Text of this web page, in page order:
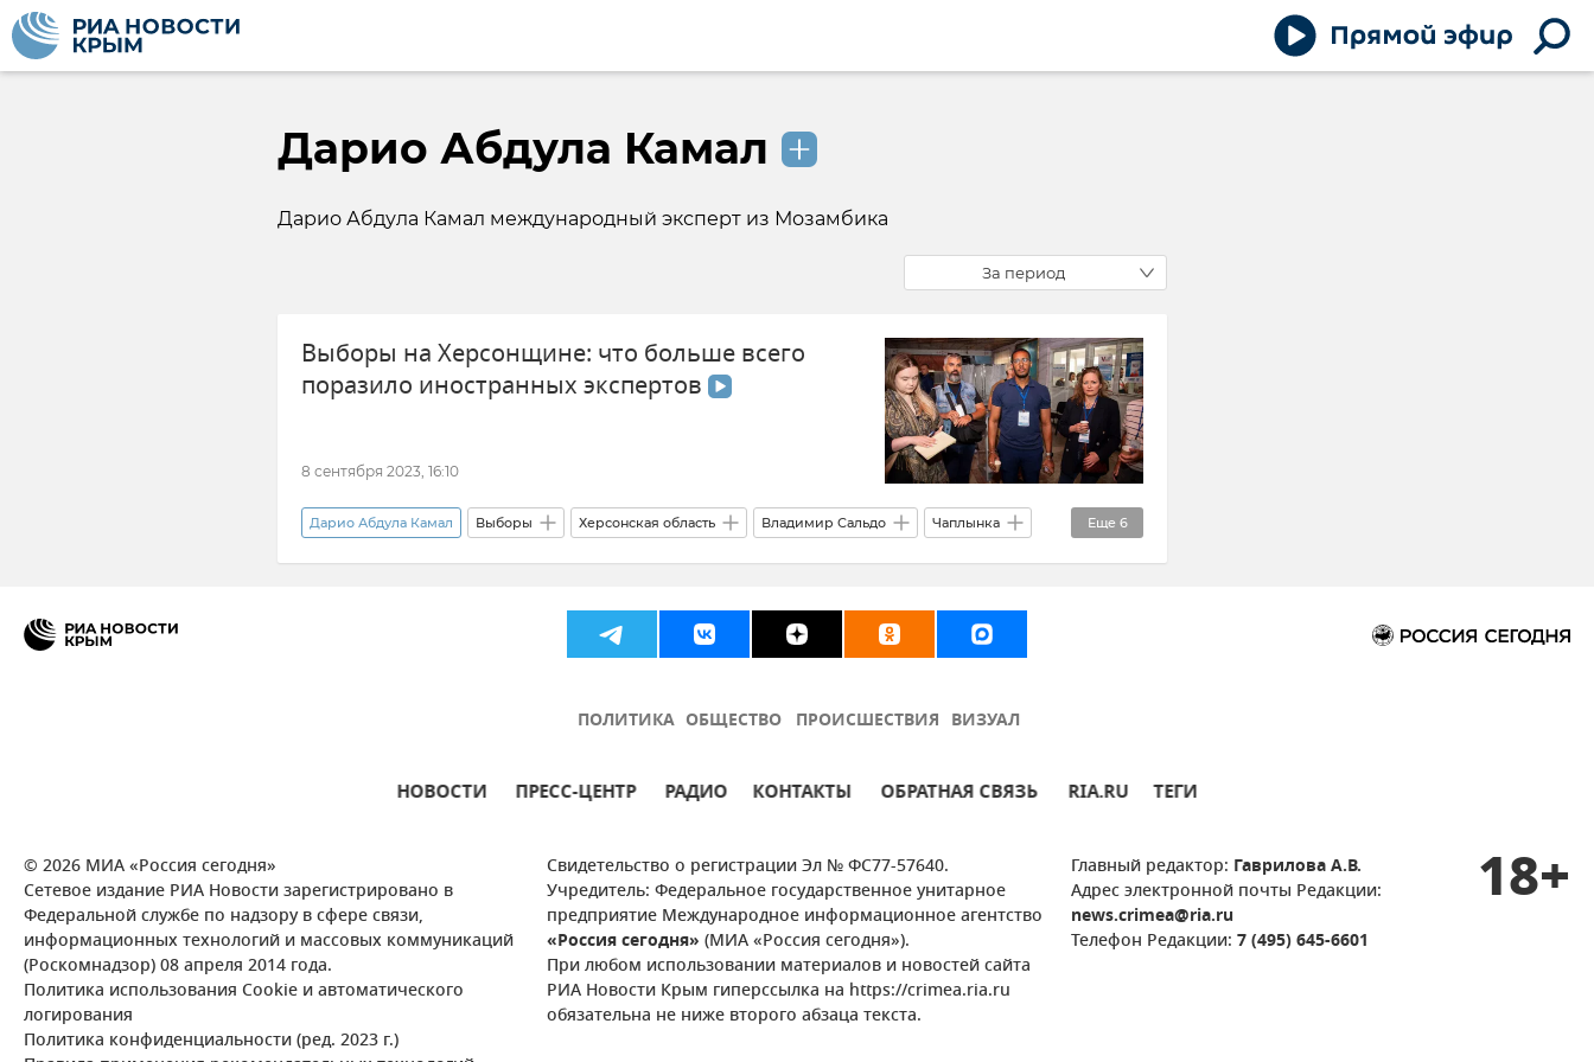
Дарио Абдула Камал
Дарио Абдула Камал международный эксперт из Мозамбика
За период
Выборы на Херсонщине: что больше всего
поразило иностранных экспертов
8 сентября 2023, 16:10
Еще 6
Дарио Абдула Камал Выборы Херсонская область Владимир Сальдо Чаплынка
Политика Общество Новости Александр Хлюстов Пурнима Ананд
ПОЛИТИКА ОБЩЕСТВО ПРОИСШЕСТВИЯ ВИЗУАЛ
НОВОСТИ ПРЕСС-ЦЕНТР РАДИО КОНТАКТЫ ОБРАТНАЯ СВЯЗЬ RIA.RU ТЕГИ
© 2026 МИА «Россия сегодня»
Сетевое издание РИА Новости зарегистрировано в
Федеральной службе по надзору в сфере связи,
информационных технологий и массовых коммуникаций
(Роскомнадзор) 08 апреля 2014 года.
Политика использования Cookie и автоматического
логирования
Политика конфиденциальности (ред. 2023 г.)
Свидетельство о регистрации Эл № ФС77-57640.
Учредитель: Федеральное государственное унитарное
предприятие Международное информационное агентство
«Россия сегодня» (МИА «Россия сегодня»).
При любом использовании материалов и новостей сайта
РИА Новости Крым гиперссылка на https://crimea.ria.ru
обязательна не ниже второго абзаца текста.
Главный редактор: Гаврилова А.В.
Адрес электронной почты Редакции:
news.crimea@ria.ru
Телефон Редакции: 7 (495) 645-6601
18+